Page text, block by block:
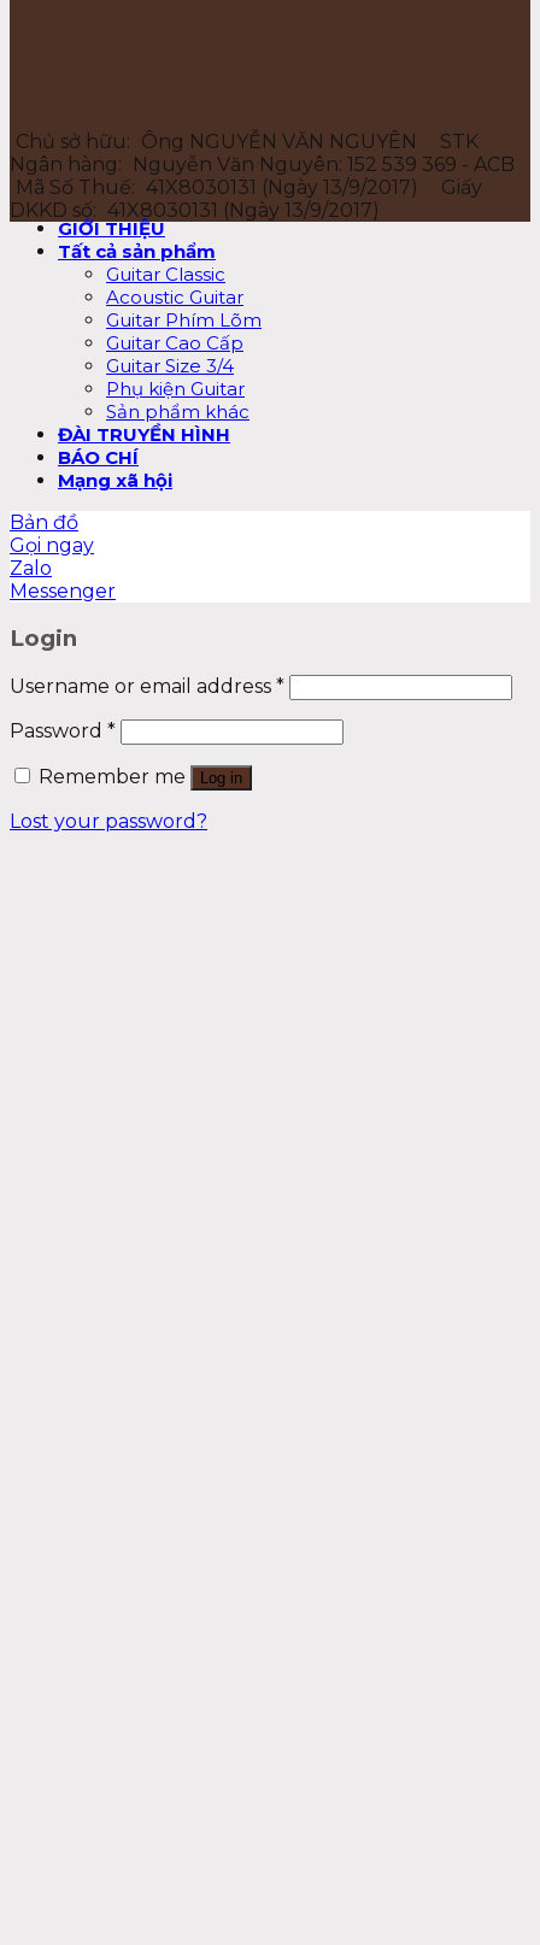
Chủ sở hữu: Ông NGUYỄN VĂN NGUYÊN
STK
Ngân hàng:
Nguyễn Văn Nguyên: 152 539 369 - ACB
Mã Số Thuế: 41X8030131 (Ngày 13/9/2017)
Giấy
DKKD số: 41X8030131 (Ngày 13/9/2017)
GIỚI THIỆU
Tất cả sản phẩm
Guitar Classic
Acoustic Guitar
Guitar Phím Lõm
Guitar Cao Cấp
Guitar Size 3/4
Phụ kiện Guitar
Sản phẩm khác
ĐÀI TRUYỀN HÌNH
BÁO CHÍ
Mạng xã hội
Bản đồ
Gọi ngay
Zalo
Messenger
Login
Username or email address *
Password *
Remember me
Log in
Lost your password?